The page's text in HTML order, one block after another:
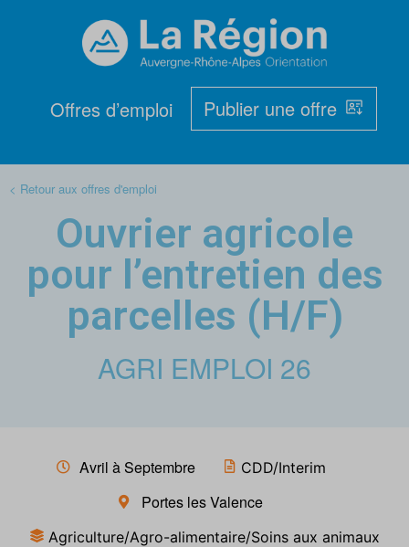
Offres d’emploi Publier une offre
< Retour aux offres d'emploi
Ouvrier agricole
pour l’entretien des
parcelles (H/F)
AGRI EMPLOI 26
Avril à Septembre CDD/Interim
Portes les Valence
Agriculture/Agro-alimentaire/Soins aux animaux